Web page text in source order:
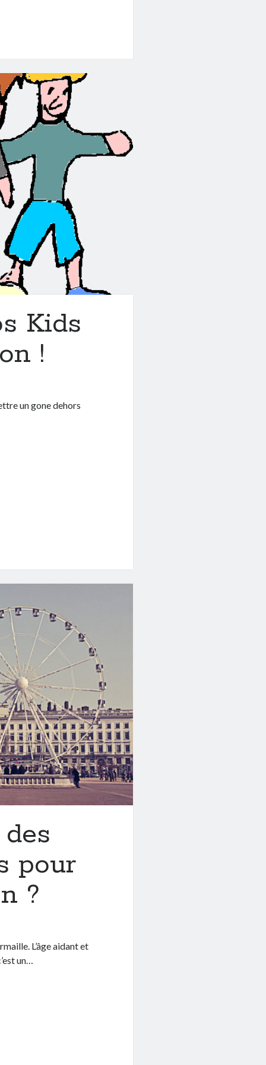
Kids
!
un gone dehors
pour
?
L’âge aidant et
un…